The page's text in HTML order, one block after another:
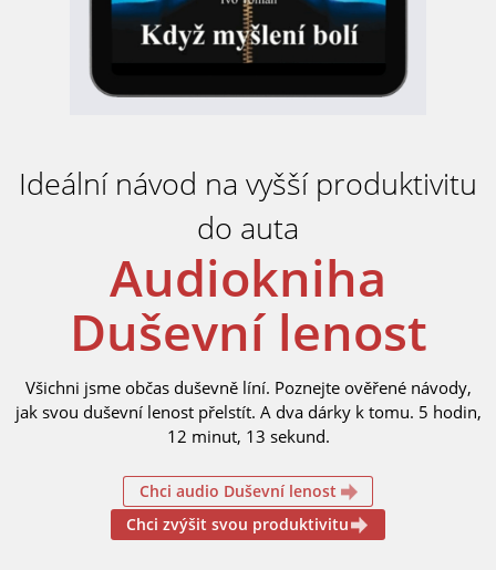
Ideální návod na vyšší produktivitu
do auta
Audiokniha
Duševní lenost
Všichni jsme občas duševně líní. Poznejte ověřené návody,
jak svou duševní lenost přelstít. A dva dárky k tomu. 5 hodin,
12 minut, 13 sekund.
Chci audio Duševní lenost
Chci zvýšit svou produktivitu